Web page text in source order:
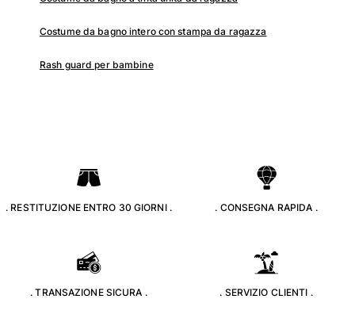
Abbigliamento
Abiti e Gonne
Pantaloncini
Felpe
T-shirt
Costume da bagno intero con stampa da ragazza
Rash guard per bambine
. RESTITUZIONE ENTRO 30 GIORNI . . CONSEGNA RAPIDA .
. TRANSAZIONE SICURA . . SERVIZIO CLIENTI .